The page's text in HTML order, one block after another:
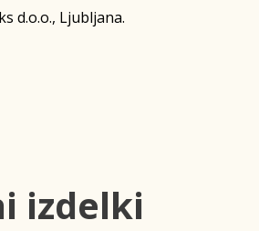
d.o.o., Ljubljana.
izdelki